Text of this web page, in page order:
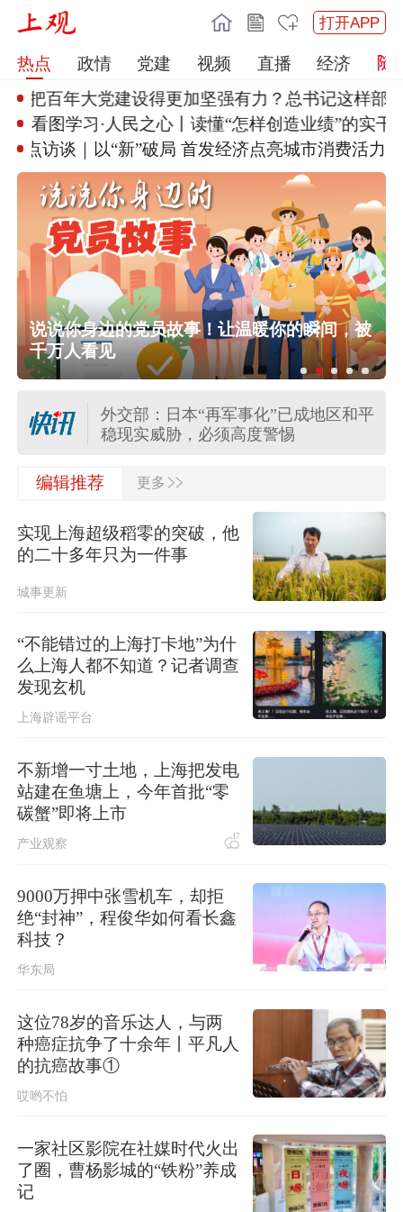
打开APP
热点 政情 党建 视频 直播
经济
把百年大党建设得更加坚强有力？总书记这样部署
看图学习·人民之心丨读懂“怎样创造业绩”的实干
焦点访谈｜以“新”破局 首发经济点亮城市消费活力
说说你身边的党员故事！让温暖你的瞬间，被
千万人看见任前公示半年后，胡瑞连主动投案
外交部：日本“再军事化”已成地区和平
稳现实威胁，必须高度警惕
外交部：日方应正视国际社会关切，
“白海豚”登陆地点更新！中央气象台升
级台风预警
台风“白海豚”影响我国已成定局 即将
进入48小时台风警戒线
外交部：日本“再军事化”已成地区和平
稳现实威胁，必须高度警惕
编辑推荐 更多 >>
实现上海超级稻零的突破，他
的二十多年只为一件事
城事更新
“不能错过的上海打卡地”为什
么上海人都不知道？记者调查
发现玄机
上海辟谣平台
不新增一寸土地，上海把发电
站建在鱼塘上，今年首批“零
碳蟹”即将上市
产业观察 17
9000万押中张雪机车，却拒
绝“封神”，程俊华如何看长鑫
科技？
华东局
这位78岁的音乐达人，与两
种癌症抗争了十余年丨平凡人
的抗癌故事①
哎哟不怕
一家社区影院在社媒时代火出
了圈，曹杨影城的“铁粉”养成
记